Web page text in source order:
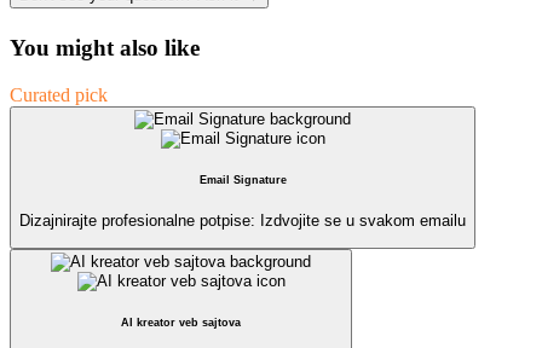
You might also like
Curated pick
Email Signature
Dizajnirajte profesionalne potpise: Izdvojite se u svakom emailu
AI kreator veb sajtova